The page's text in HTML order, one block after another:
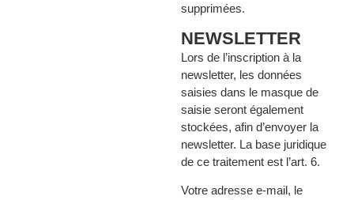
supprimées.
NEWSLETTER
Lors de l’inscription à la
newsletter, les données
saisies dans le masque de
saisie seront également
stockées, afin d’envoyer la
newsletter. La base juridique
de ce traitement est l’art. 6.
Votre adresse e-mail, le